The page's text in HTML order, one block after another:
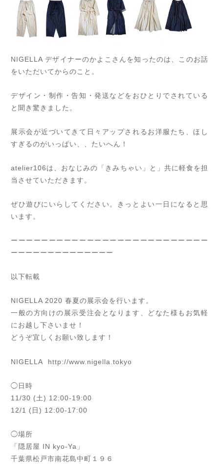
NIGELLA デザイナーのかよこさんを知ったのは、このお話
をいただいてからのこと。
デザイン・制作・告知・発送などをおひとりでされている
と聞き驚きました。
展示会が近づいてきて日々アップされるお洋服たち、ほし
すぎるのがいっぱい、、たいへん！
atelier106は、おなじみの「きみちゃい」と」共に軽食を担
当させていただきます。
ぜひ遊びにいらしてください。きっとよい一日になると思
います。
ーーーーーーーーーーーーーーーーーーーーーーーーーー
ーーーーーーーーーーーーーー
以下転載
NIGELLA 2020 春夏の展示会を行います。
一般の方向けの展示受注会となります、どなた様もお気軽
にお越し下さいませ！
どうぞ宜しくお願い致します！
NIGELLA http://www.nigella.tokyo
◯日時
11/30 (土) 12:00-19:00
12/1 (日) 12:00-17:00
◯場所
「隠居屋 IN kyo-Ya」
千葉県松戸市南花島中町１９６